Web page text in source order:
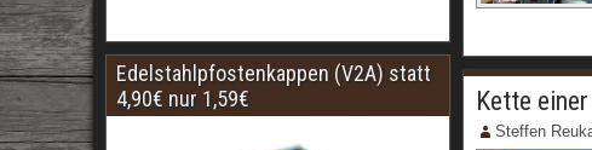
Kette
Steffen
Edelstahlpfostenkappen (V2A) statt
4,90€ nur 1,59€